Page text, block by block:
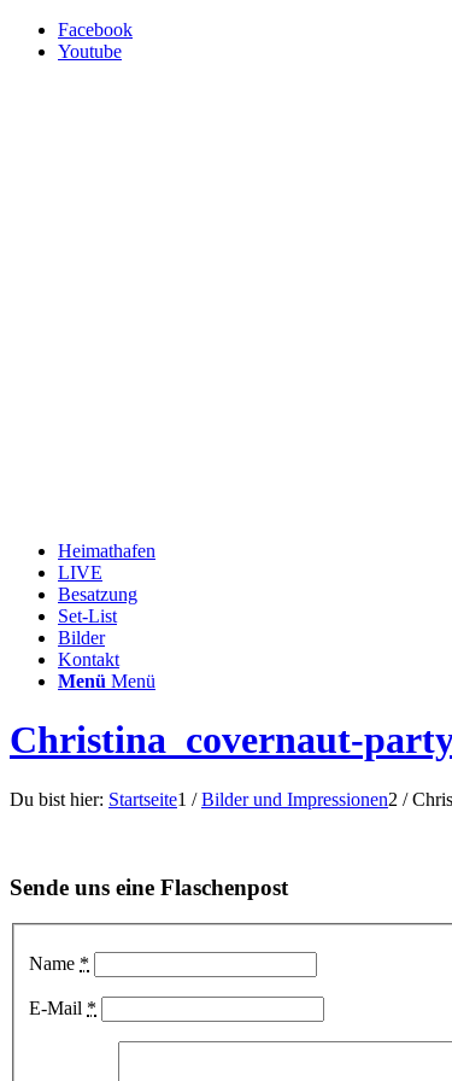
Facebook
Youtube
Heimathafen
LIVE
Besatzung
Set-List
Bilder
Kontakt
Menü Menü
Christina_covernaut-
Du bist hier: Startseite1 / Bilder und Impressionen2 /
Sende uns eine Flaschenpost
Name *
E-Mail *